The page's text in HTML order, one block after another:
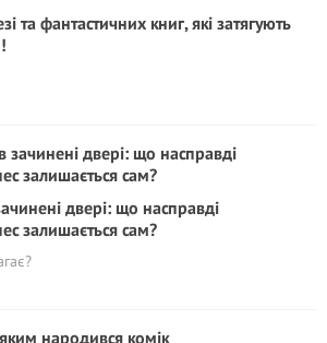
та фантастичних книг, які затягують
двері: що насправді
залишається сам?